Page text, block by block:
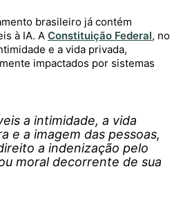
brasileiro já contém
à IA. A Constituição Federal, no
e a vida privada,
impactados por sistemas
a intimidade, a vida
e a imagem das pessoas,
a indenização pelo
moral decorrente de sua